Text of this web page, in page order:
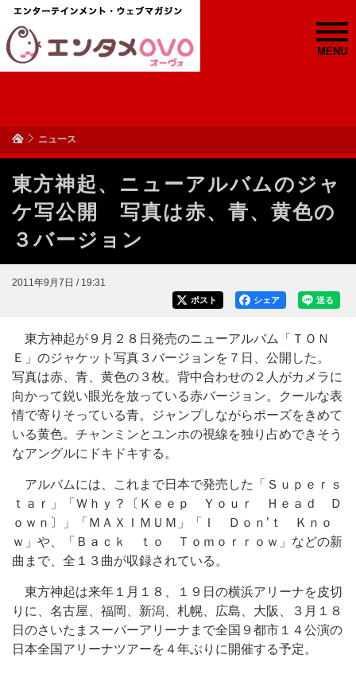
MENU
ニュース
東方神起、ニューアルバムのジャ
ケ写公開 写真は赤、青、黄色の
３バージョン
2011年9月7日 / 19:31
送る
シェア
ポスト
東方神起が９月２８日発売のニューアルバム「ＴＯＮ
Ｅ」のジャケット写真３バージョンを７日、公開した。
写真は赤、青、黄色の３枚。背中合わせの２人がカメラに
向かって鋭い眼光を放っている赤バージョン。クールな表
情で寄りそっている青。ジャンプしながらポーズをきめて
いる黄色。チャンミンとユンホの視線を独り占めできそう
なアングルにドキドキする。
アルバムには、これまで日本で発売した「Ｓｕｐｅｒｓ
ｔａｒ」「Ｗｈｙ？〔Ｋｅｅｐ Ｙｏｕｒ Ｈｅａｄ Ｄ
ｏｗｎ〕」「ＭＡＸＩＭＵＭ」「Ｉ Ｄｏｎ’ｔ Ｋｎｏ
ｗ」や、「Ｂａｃｋ ｔｏ Ｔｏｍｏｒｒｏｗ」などの新
曲まで、全１３曲が収録されている。
東方神起は来年１月１８、１９日の横浜アリーナを皮切
りに、名古屋、福岡、新潟、札幌、広島、大阪、３月１８
日のさいたまスーパーアリーナまで全国９都市１４公演の
日本全国アリーナツアーを４年ぶりに開催する予定。